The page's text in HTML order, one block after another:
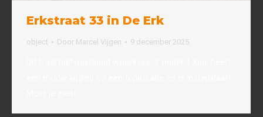
Erkstraat 33 in De Erk
object Door Marcel Vijgen 9 december 2025